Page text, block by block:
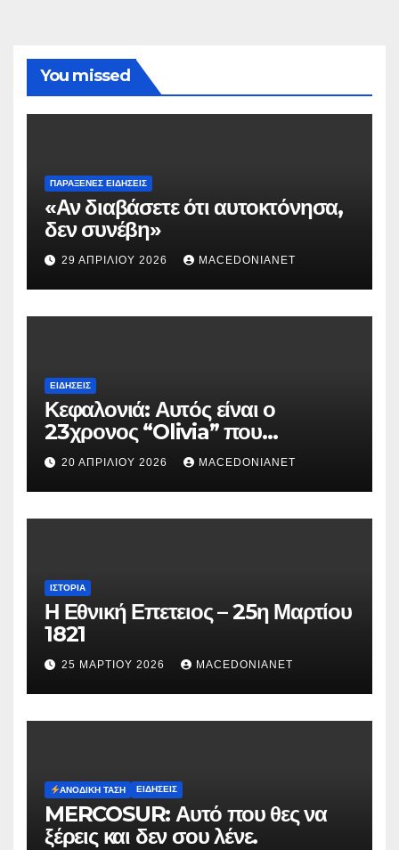
You missed
ΠΑΡΆΞΕΝΕΣ ΕΙΔΉΣΕΙΣ
«Αν διαβάσετε ότι αυτοκτόνησα,
δεν συνέβη»
29 ΑΠΡΙΛΊΟΥ 2026 MACEDONIANET
ΕΙΔΉΣΕΙΣ
Κεφαλονιά: Αυτός είναι ο
23χρονος “Olivia” που
κατηγορείται για τον θάνατο της
Μυρτούς
20 ΑΠΡΙΛΊΟΥ 2026 MACEDONIANET
ΙΣΤΟΡΊΑ
Η Εθνική Επετειος – 25η Μαρτίου
1821
25 ΜΑΡΤΊΟΥ 2026 MACEDONIANET
ΑΝΟΔΙΚΉ ΤΆΣΗ ΕΙΔΉΣΕΙΣ
MERCOSUR: Αυτό που θες να
ξέρεις και δεν σου λένε.